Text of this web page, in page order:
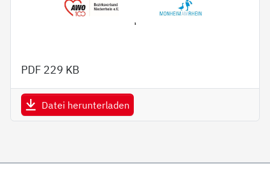
PDF 229 KB
Datei herunterladen